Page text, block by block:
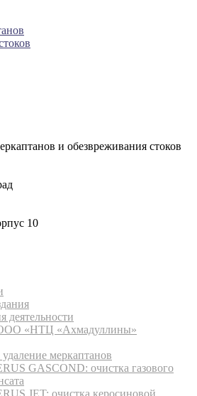
и обезвреживания стоков
10
деятельности
«НТЦ «Ахмадуллины»
меркаптанов
GASCOND: очистка газового
JET: очистка керосиновой